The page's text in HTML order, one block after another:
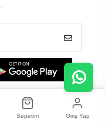
Sepetim Giriş Yap